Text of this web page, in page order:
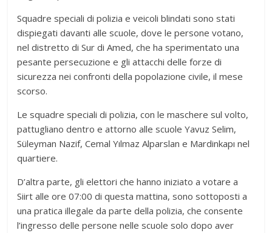
Squadre speciali di polizia e veicoli blindati sono stati
dispiegati davanti alle scuole, dove le persone votano,
nel distretto di Sur di Amed, che ha sperimentato una
pesante persecuzione e gli attacchi delle forze di
sicurezza nei confronti della popolazione civile, il mese
scorso.
Le squadre speciali di polizia, con le maschere sul volto,
pattugliano dentro e attorno alle scuole Yavuz Selim,
Süleyman Nazif, Cemal Yılmaz Alparslan e Mardinkapı nel
quartiere.
D’altra parte, gli elettori che hanno iniziato a votare a
Siirt alle ore 07:00 di questa mattina, sono sottoposti a
una pratica illegale da parte della polizia, che consente
l’ingresso delle persone nelle scuole solo dopo aver